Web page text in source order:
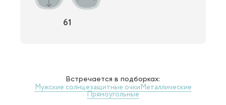
61
Встречается в подборках:
Мужские солнцезащитные очкиМеталлические
Прямоугольные